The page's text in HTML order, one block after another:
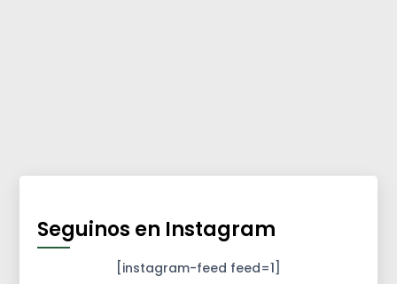
Seguinos en Instagram
[instagram-feed feed=1]